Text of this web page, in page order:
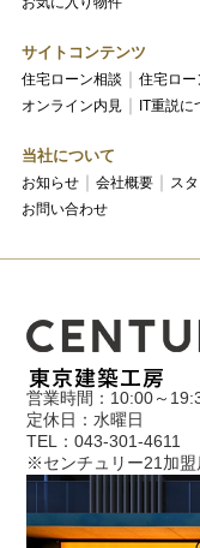
サイトコンテンツ
住宅ローン相談 住宅ロー
オンライン内見
IT重説に
当社について
お知らせ 会社概要 ス
お問い合わせ
営業時間：10:00～
定休日：水曜日
TEL：043-301-4611
※センチュリー21加盟